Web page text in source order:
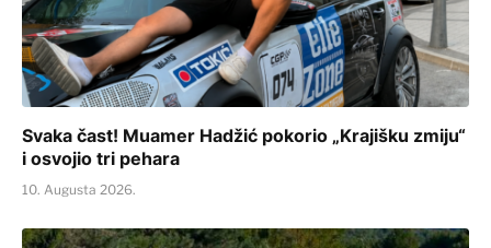
Svaka čast! Muamer Hadžić pokorio „Krajišku zmiju“
i osvojio tri pehara
10. Augusta 2026.